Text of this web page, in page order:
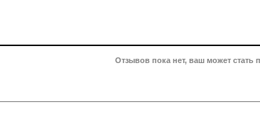
Отзывов пока нет, ваш может стать